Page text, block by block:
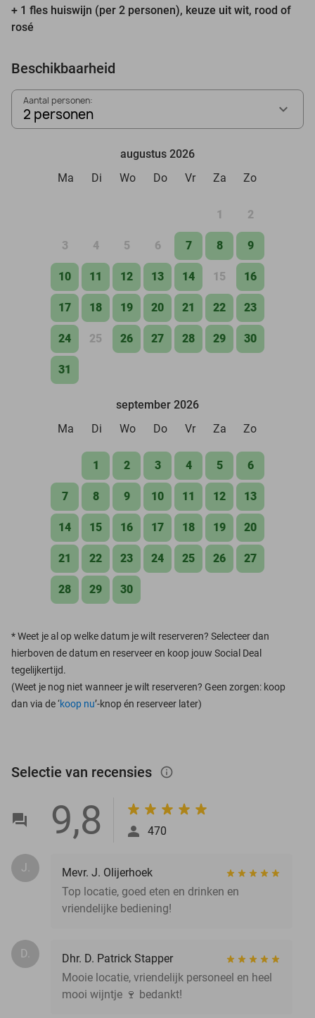
+ 1 fles huiswijn (per 2 personen), keuze uit wit, rood of
rosé
Beschikbaarheid
Aantal personen:
2 personen
augustus 2026
Ma
Di Wo Do Vr Za Zo
1 2
3 4 5 6 7 8 9
10 11 12 13 14 15 16
17 18 19 20 21 22 23
24 25 26 27 28 29 30
31
september 2026
Ma
Di Wo Do Vr Za Zo
1 2 3 4 5 6
7 8 9 10 11 12 13
14 15 16 17 18 19 20
21 22 23 24 25 26 27
28 29 30
*Weet je al op welke datum je wilt reserveren? Selecteer dan
hierboven de datum en reserveer en koop jouw Social Deal
tegelijkertijd.
(Weet je nog niet wanneer je wilt reserveren? Geen zorgen: koop
dan via de ‘koop nu’-knop én reserveer later)
Selectie van recensies info_outlined
9,8 470
J.
Mevr. J. Olijerhoek
Top locatie, goed eten en drinken en
vriendelijke bediening!
D.
Dhr. D. Patrick Stapper
Mooie locatie, vriendelijk personeel en heel
mooi wijntje 🍷 bedankt!